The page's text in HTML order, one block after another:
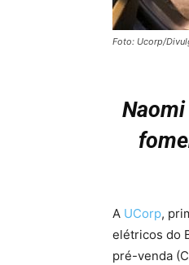
Foto: Ucorp/
A UCorp,
elétricos do
pré-venda